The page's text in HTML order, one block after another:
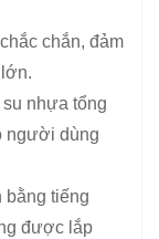
chắn, đảm
nhựa tổng
người dùng
bằng tiếng
được lắp